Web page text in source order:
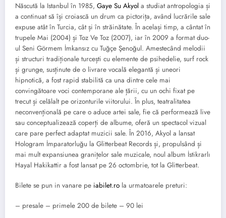
Născută la Istanbul în 1985, Gaye Su Akyol a studiat antropologia și
a continuat să își croiască un drum ca pictorița, având lucrările sale
expuse atât în Turcia, cât și în străinătate. În același timp, a cântat în
trupele Mai (2004) și Toz Ve Toz (2007), iar în 2009 a format duo-
ul Seni Görmem İmkansız cu Tuğçe Şenoğul. Amestecând melodii
și structuri tradiționale turcești cu elemente de psihedelie, surf rock
și grunge, susținute de o livrare vocală elegantă și uneori
hipnotică, a fost rapid stabilită ca una dintre cele mai
convingătoare voci contemporane ale țării, cu un ochi fixat pe
trecut și celălalt pe orizonturile viitorului. În plus, teatralitatea
neconvențională pe care o aduce artei sale, fie că performează live
sau conceptualizează coperți de albume, oferă un spectacol vizual
care pare perfect adaptat muzicii sale. În 2016, Akyol a lansat
Hologram İmparatorluğu la Glitterbeat Records și, propulsând și
mai mult expansiunea granițelor sale muzicale, noul album İstikrarlı
Hayal Hakikattir a fost lansat pe 26 octombrie, tot la Glitterbeat.
Bilete se pun in vanare pe iabilet.ro la urmatoarele preturi:
– presale – primele 200 de bilete – 90 lei